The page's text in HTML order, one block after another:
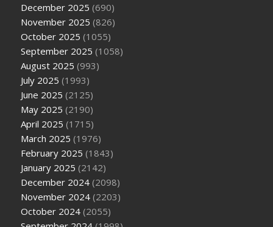
December 2025 (690)
November 2025 (826)
October 2025 (1055)
September 2025 (1058)
August 2025 (993)
July 2025 (1993)
June 2025 (2125)
May 2025 (2190)
April 2025 (1715)
March 2025 (1976)
February 2025 (1843)
January 2025 (2142)
December 2024 (2098)
November 2024 (2203)
October 2024 (2055)